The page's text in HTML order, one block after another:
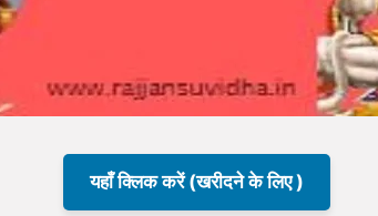
यहाँ क्लिक करें (खरीदने के लिए )